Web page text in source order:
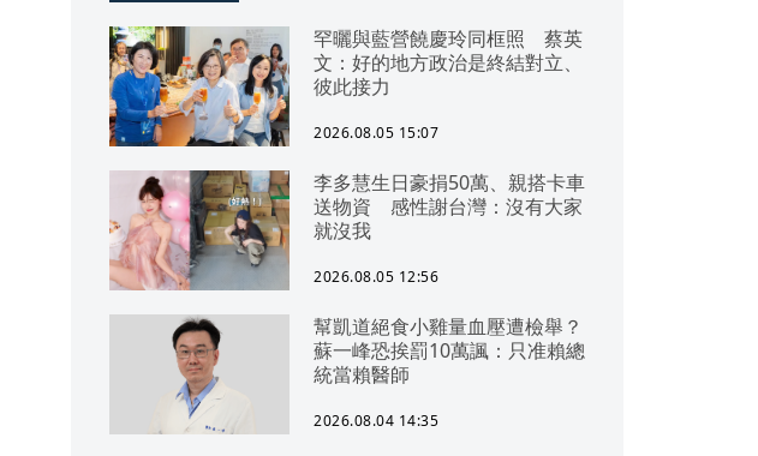
罕曬與藍營饒慶玲同框照 蔡英
文：好的地方政治是終結對立、
彼此接力
2026.08.05 15:07
李多慧生日豪捐50萬、親搭卡車
送物資 感性謝台灣：沒有大家
就沒我
2026.08.05 12:56
幫凱道絕食小雞量血壓遭檢舉？
蘇一峰恐挨罰10萬諷：只准賴總
統當賴醫師
2026.08.04 14:35